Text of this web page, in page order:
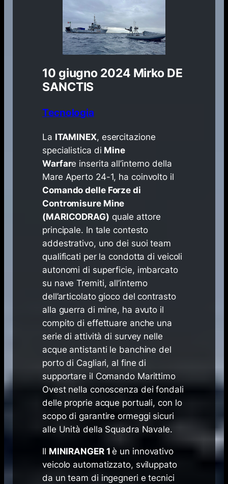
10 giugno 2024 Mirko DE
SANCTIS
Tecnologia
La ITAMINEX, esercitazione
specialistica di Mine
Warfare inserita all’interno della
Mare Aperto 24-1, ha coinvolto il
Comando delle Forze di
Contromisure Mine
(MARICODRAG) quale attore
principale. In tale contesto
addestrativo, uno dei suoi team
qualificati per la condotta di veicoli
autonomi di superficie, imbarcato
su nave Tremiti, all’interno
dell’articolato gioco del contrasto
alla guerra di mine, ha avuto il
compito di effettuare anche una
serie di attività di survey nelle
acque antistanti le banchine del
porto di Cagliari, al fine di
supportare il Comando Marittimo
Ovest nella conoscenza dei fondali
delle proprie acque portuali, con lo
scopo di garantire ormeggi sicuri
alle Unità della Squadra Navale.
Il MINIRANGER 1è un innovativo
veicolo automatizzato, sviluppato
da un team di ingegneri e tecnici